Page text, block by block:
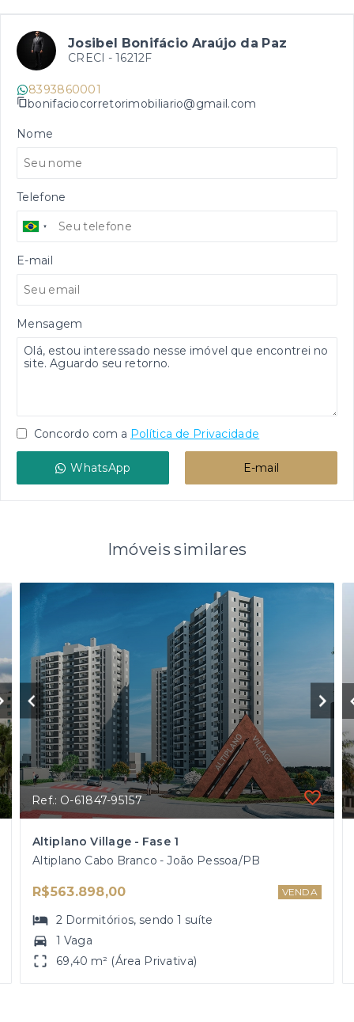
Josibel Bonifácio Araújo da Paz
CRECI - 16212F
8393860001
bonifaciocorretorimobiliario@gmail.com
Nome
Telefone
E-mail
Mensagem
Concordo com a Política de Privacidade
WhatsApp E-mail
Imóveis similares
Ref.: O-61847-95157
Altiplano Village - Fase 1
Altiplano Cabo Branco - João Pessoa/PB
R$563.898,00 VENDA
2 Dormitórios, sendo1 suíte
1 Vaga
69,40 m² (Área Privativa)